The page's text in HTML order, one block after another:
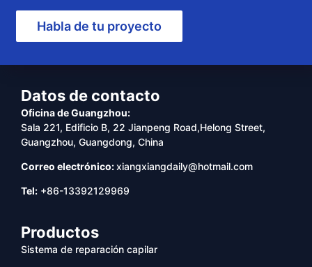
Habla de tu proyecto
Datos de contacto
Oficina de Guangzhou:
Sala 221, Edificio B, 22 Jianpeng Road,Helong Street,
Guangzhou, Guangdong, China
Correo electrónico:xiangxiangdaily@hotmail.com
Tel: +86-13392129969
Productos
Sistema de reparación capilar